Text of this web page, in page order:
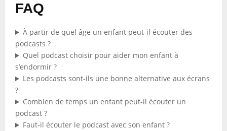
FAQ
À partir de quel âge un enfant peut-il écouter des
podcasts ?
Quel podcast choisir pour aider mon enfant à
s’endormir ?
Les podcasts sont-ils une bonne alternative aux écrans
?
Combien de temps un enfant peut-il écouter un
podcast ?
Faut-il écouter le podcast avec son enfant ?